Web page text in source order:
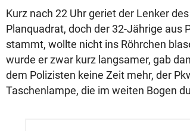
Kurz nach 22 Uhr geriet der Lenker
Planquadrat, doch der 32-Jährige aus
stammt, wollte nicht ins Röhrchen
wurde er zwar kurz langsamer, gab
dem Polizisten keine Zeit mehr, der
Taschenlampe, die im weiten Bogen